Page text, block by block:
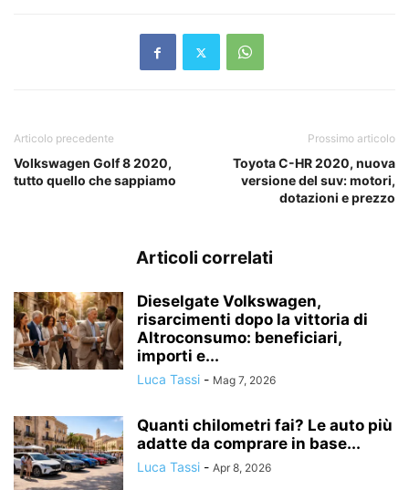
Articolo precedente
Volkswagen Golf 8 2020,
tutto quello che sappiamo
Prossimo articolo
Toyota C-HR 2020, nuova
versione del suv: motori,
dotazioni e prezzo
Articoli correlati
Dieselgate Volkswagen,
risarcimenti dopo la vittoria di
Altroconsumo: beneficiari,
importi e...
Luca Tassi - Mag 7, 2026
Quanti chilometri fai? Le auto più
adatte da comprare in base...
Luca Tassi - Apr 8, 2026